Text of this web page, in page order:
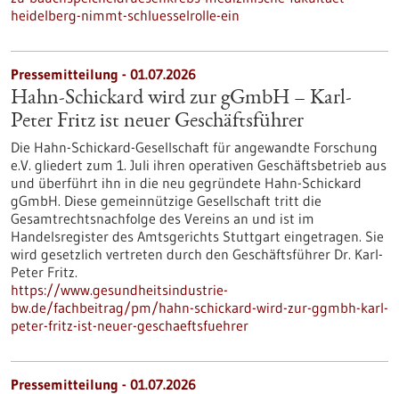
heidelberg-nimmt-schluesselrolle-ein
Pressemitteilung - 01.07.2026
Hahn-Schickard wird zur gGmbH – Karl-
Peter Fritz ist neuer Geschäftsführer
Die Hahn-Schickard-Gesellschaft für angewandte Forschung
e.V. gliedert zum 1. Juli ihren operativen Geschäftsbetrieb aus
und überführt ihn in die neu gegründete Hahn-Schickard
gGmbH. Diese gemeinnützige Gesellschaft tritt die
Gesamtrechtsnachfolge des Vereins an und ist im
Handelsregister des Amtsgerichts Stuttgart eingetragen. Sie
wird gesetzlich vertreten durch den Geschäftsführer Dr. Karl-
Peter Fritz.
https://www.gesundheitsindustrie-
bw.de/fachbeitrag/pm/hahn-schickard-wird-zur-ggmbh-karl-
peter-fritz-ist-neuer-geschaeftsfuehrer
Pressemitteilung - 01.07.2026